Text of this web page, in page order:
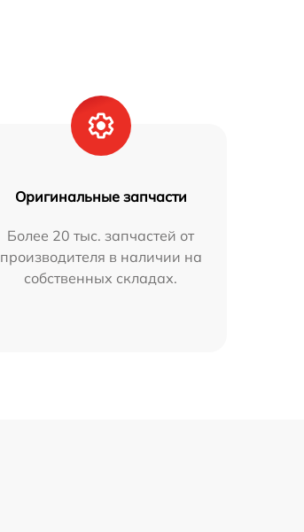
Оригинальные запчасти
Более 20 тыс. запчастей от
производителя в наличии на
собственных складах.